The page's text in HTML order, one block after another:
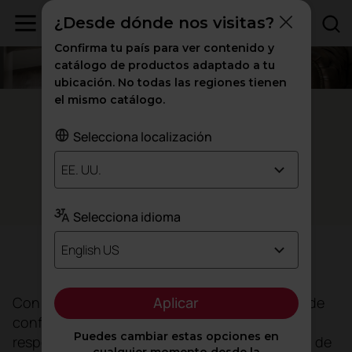
Unnuevo espacio de trabajoen AER
Objetivo
Con la vuelta a la 'normalidad', tras el periodo de
confinamiento obligado por la Covid-19, los
responsables de AER tenían clara la necesidad de
¿Desde dónde nos visitas?
Confirma tu país para ver contenido y
catálogo de productos adaptado a tu
ubicación. No todas las regiones tienen
el mismo catálogo.
Selecciona localización
EE. UU.
Selecciona idioma
English US
Aplicar
Puedes cambiar estas opciones en